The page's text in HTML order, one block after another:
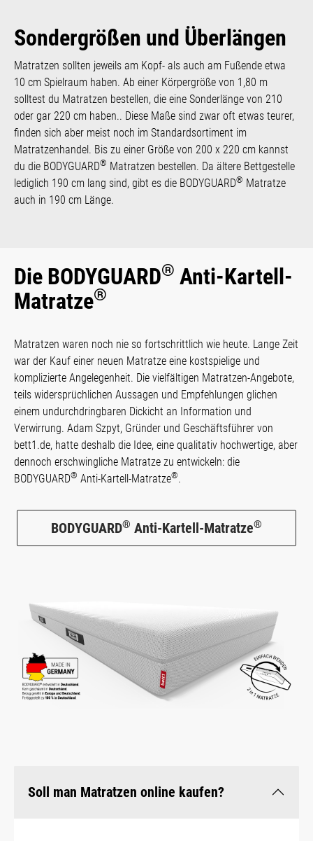
Sondergrößen und Überlängen
Matratzen sollten jeweils am Kopf- als auch am Fußende etwa
10 cm Spielraum haben. Ab einer Körpergröße von 1,80 m
solltest du Matratzen bestellen, die eine Sonderlänge von 210
oder gar 220 cm haben.. Diese Maße sind zwar oft etwas teurer,
finden sich aber meist noch im Standardsortiment im
Matratzenhandel. Bis zu einer Größe von 200 x 220 cm kannst
du die BODYGUARD® Matratzen bestellen. Da ältere Bettgestelle
lediglich 190 cm lang sind, gibt es die BODYGUARD® Matratze
auch in 190 cm Länge.
Die BODYGUARD® Anti-Kartell-
Matratze®
Matratzen waren noch nie so fortschrittlich wie heute. Lange Zeit
war der Kauf einer neuen Matratze eine kostspielige und
komplizierte Angelegenheit. Die vielfältigen Matratzen-Angebote,
teils widersprüchlichen Aussagen und Empfehlungen glichen
einem undurchdringbaren Dickicht an Information und
Verwirrung. Adam Szpyt, Gründer und Geschäftsführer von
bett1.de, hatte deshalb die Idee, eine qualitativ hochwertige, aber
dennoch erschwingliche Matratze zu entwickeln: die
BODYGUARD® Anti-Kartell-Matratze®.
BODYGUARD® Anti-Kartell-Matratze®
Soll man Matratzen online kaufen?